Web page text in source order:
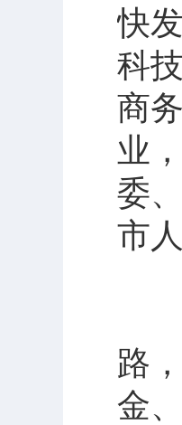
快
科
商
业
委
市
（
4
路
金